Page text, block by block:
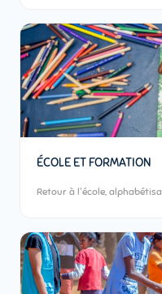
ÉCOLE ET FORMATION
Retour à l'école,